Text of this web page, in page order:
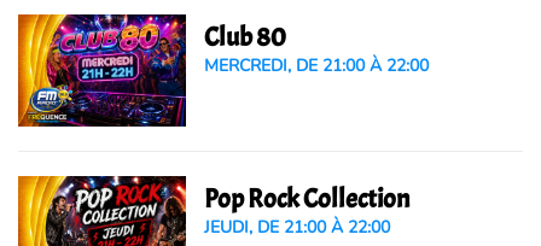
Club 80
MERCREDI, DE 21:00 À 22:00
Pop Rock Collection
JEUDI, DE 21:00 À 22:00